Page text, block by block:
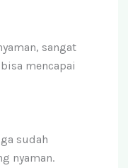
sangat
mencapai
sudah
nyaman.